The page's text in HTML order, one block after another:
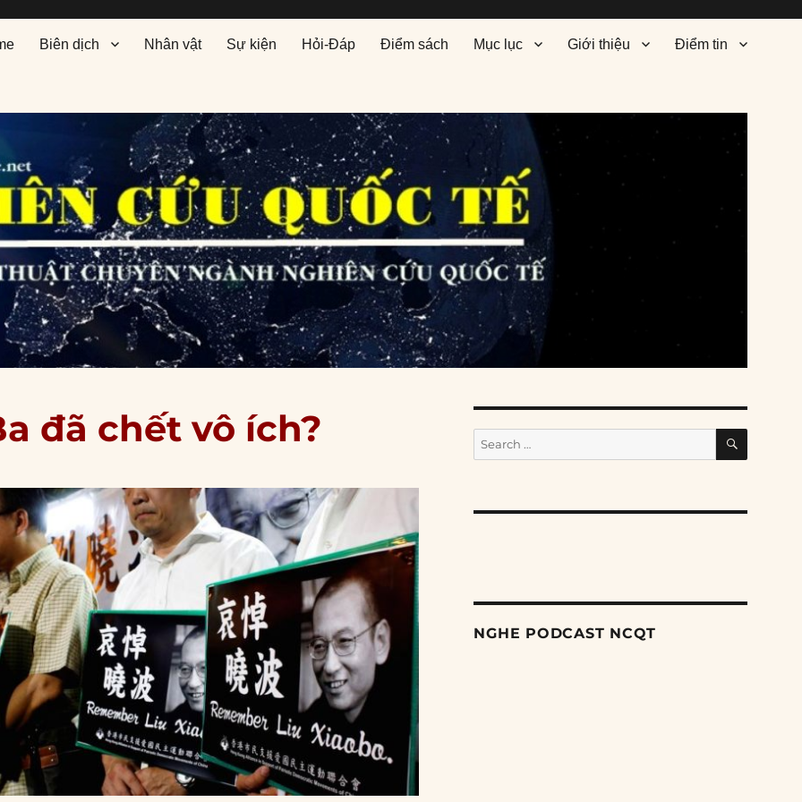
Biên dịch Nhân vật Sự kiện Hỏi-Đáp Điểm sách Mục lục Giới thiệu Điểm tin
đã chết vô ích?
Search
for:
SEARCH
NGHE PODCAST NCQT